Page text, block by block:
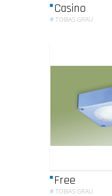
Casino
#TOBIAS GRAU
Free
#TOBIAS GRAU